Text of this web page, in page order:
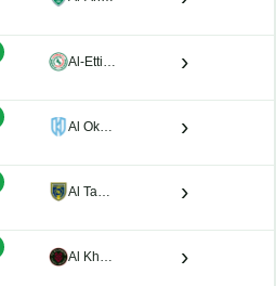
Al-Ettifaq ›
Al Okhdood ›
Al Taawon ›
Al Kholood ›